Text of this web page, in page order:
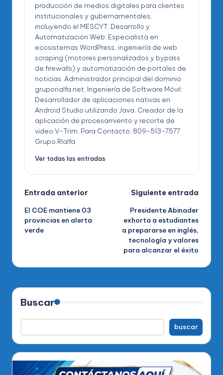
producción de medios digitales para clientes
institucionales y gubernamentales,
incluyendo el MESCYT. Desarrollo y
Automatización Web: Especialista en
ecosistemas WordPress, ingeniería de web
scraping (motores personalizados y bypass
de firewalls) y automatización de portales de
noticias. Administrador principal del dominio
gruporialfa.net. Ingeniería de Software Móvil:
Desarrollador de aplicaciones nativas en
Android Studio utilizando Java. Creador de la
aplicación de procesamiento y recorte de
video V-Trim. Para Contacto: 809-513-7577
Grupo RIalfa
Ver todas las entradas
Navegación
de
entradas
Entrada anterior
El COE mantiene 03
provincias en alerta
verde
Siguiente entrada
Presidente Abinader
exhorta a estudiantes
a prepararse en inglés,
tecnología y valores
para alcanzar el éxito
Buscar
buscar